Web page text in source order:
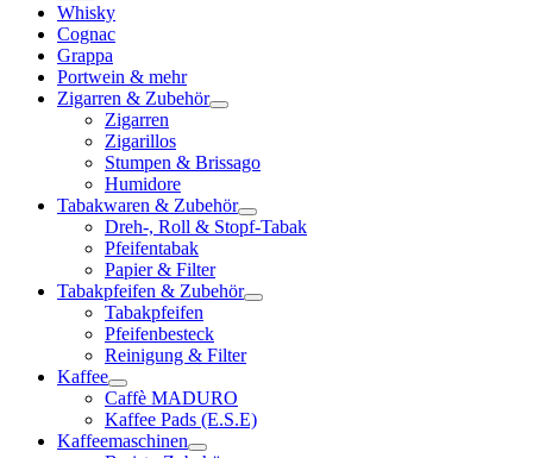
Whisky
Cognac
Grappa
Portwein & mehr
Zigarren & Zubehör
Zigarren
Zigarillos
Stumpen & Brissago
Humidore
Tabakwaren & Zubehör
Dreh-, Roll & Stopf-Tabak
Pfeifentabak
Papier & Filter
Tabakpfeifen & Zubehör
Tabakpfeifen
Pfeifenbesteck
Reinigung & Filter
Kaffee
Caffè MADURO
Kaffee Pads (E.S.E)
Kaffeemaschinen